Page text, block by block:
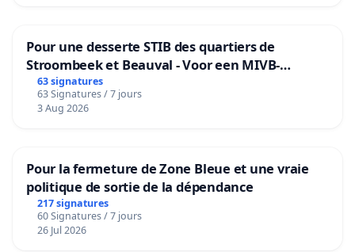
Pour une desserte STIB des quartiers de
Stroombeek et Beauval - Voor een MIVB-
bediening van de wijken Strombeek en Het
Voor
63 signatures
63 Signatures / 7 jours
3 Aug 2026
Pour la fermeture de Zone Bleue et une vraie
politique de sortie de la dépendance
217 signatures
60 Signatures / 7 jours
26 Jul 2026